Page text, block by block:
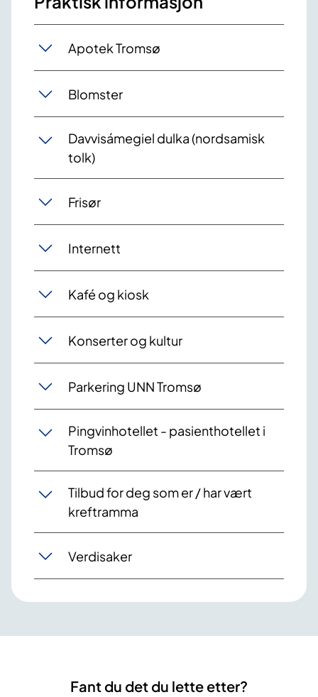
Apotek Tromsø
Blomster
Davvisámegiel dulka (nordsamisk
tolk)
Frisør
Internett
Kafé og kiosk
Konserter og kultur
Parkering UNN Tromsø
Pingvinhotellet - pasienthotellet i
Tromsø
Tilbud for deg som er / har vært
kreftramma
Verdisaker
Fant du det du lette etter?